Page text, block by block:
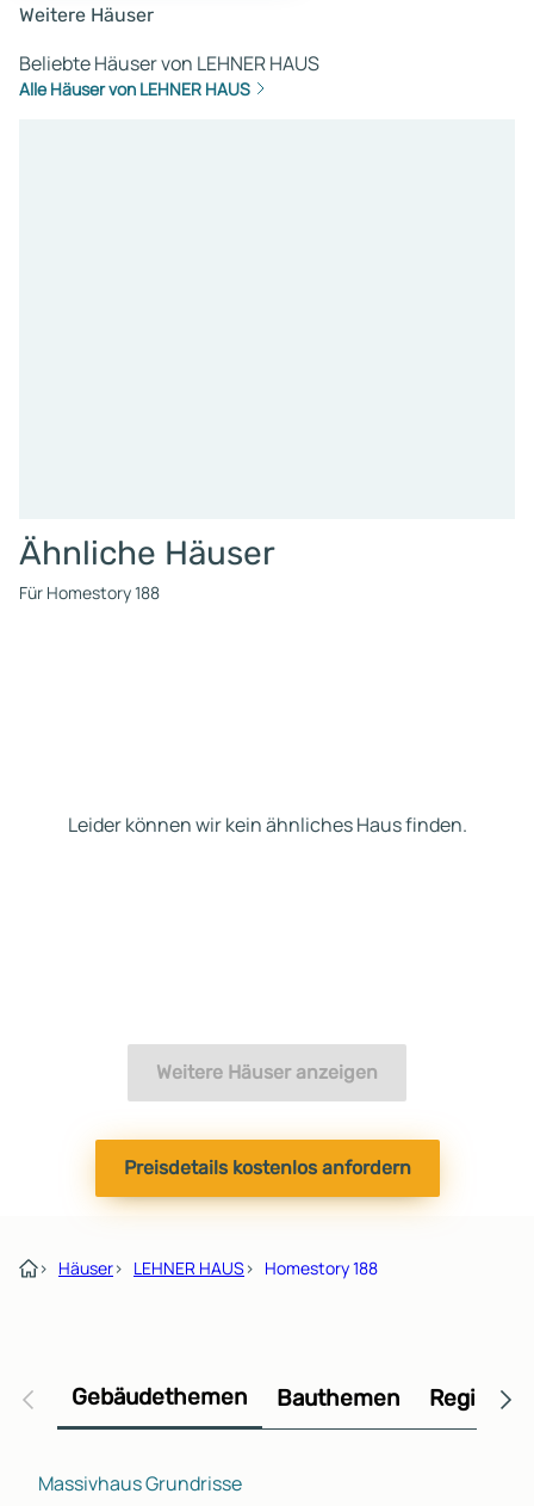
Weitere Häuser
Beliebte Häuser von LEHNER HAUS
Alle Häuser von LEHNER HAUS
Ähnliche Häuser
Für Homestory 188
Leider können wir kein ähnliches Haus finden.
Weitere Häuser anzeigen
Preisdetails kostenlos anfordern
› Häuser› LEHNER HAUS› Homestory 188
Gebäudethemen Bauthemen
Massivhaus Grundrisse